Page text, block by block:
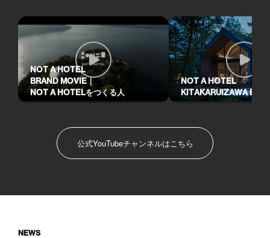
映像を再生する
NOT A HOTEL
BRAND MOVIE｜
NOT A HOTELをつくる人
NOT A HOTEL
KITAKARUIZAWA
公式YouTubeチャンネルはこちら
NEWS